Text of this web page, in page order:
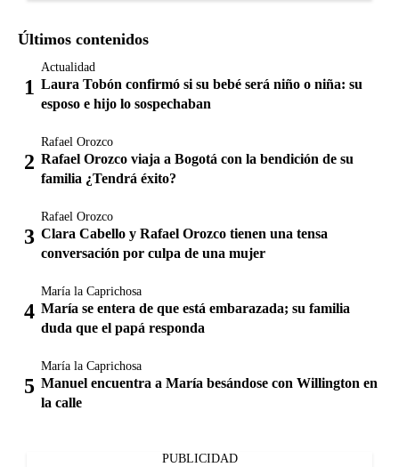
Últimos contenidos
Actualidad
Laura Tobón confirmó si su bebé será niño o niña: su
esposo e hijo lo sospechaban
Rafael Orozco
Rafael Orozco viaja a Bogotá con la bendición de su
familia ¿Tendrá éxito?
Rafael Orozco
Clara Cabello y Rafael Orozco tienen una tensa
conversación por culpa de una mujer
María la Caprichosa
María se entera de que está embarazada; su familia
duda que el papá responda
María la Caprichosa
Manuel encuentra a María besándose con Willington en
la calle
PUBLICIDAD